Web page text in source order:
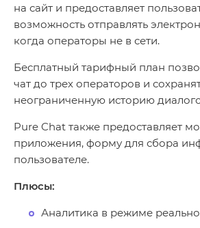
на сайт и предоставляет
возможность отправлять
когда операторы не в сети.
Бесплатный тарифный план
чат до трех операторов и
неограниченную историю
Pure Chat также предоставляет
приложения, форму для сбора
пользователе.
Плюсы:
Аналитика в режиме